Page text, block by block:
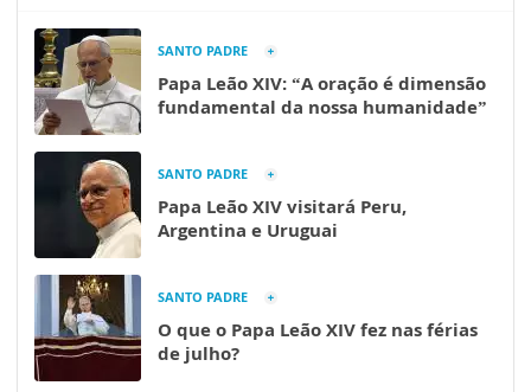
SANTO PADRE
Papa Leão XIV: “A oração é dimensão
fundamental da nossa humanidade”
SANTO PADRE
Papa Leão XIV visitará Peru,
Argentina e Uruguai
SANTO PADRE
O que o Papa Leão XIV fez nas férias
de julho?